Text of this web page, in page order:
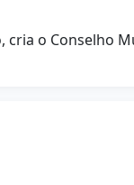
o Conselho